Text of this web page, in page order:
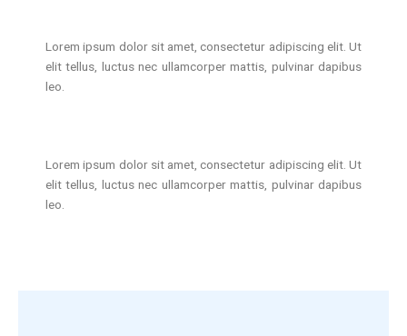
Lorem ipsum dolor sit amet, consectetur adipiscing elit. Ut
elit tellus, luctus nec ullamcorper mattis, pulvinar dapibus
leo.
Lorem ipsum dolor sit amet, consectetur adipiscing elit. Ut
elit tellus, luctus nec ullamcorper mattis, pulvinar dapibus
leo.